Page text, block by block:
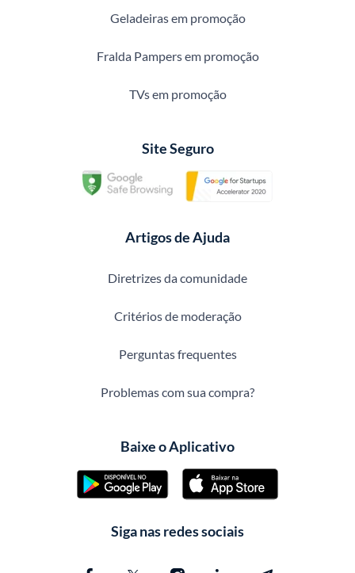
Geladeiras em promoção
Fralda Pampers em promoção
TVs em promoção
Site Seguro
Artigos de Ajuda
Diretrizes da comunidade
Critérios de moderação
Perguntas frequentes
Problemas com sua compra?
Baixe o Aplicativo
Siga nas redes sociais